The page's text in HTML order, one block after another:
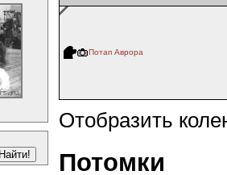
Потап Аврора
Отобразить
Потомки